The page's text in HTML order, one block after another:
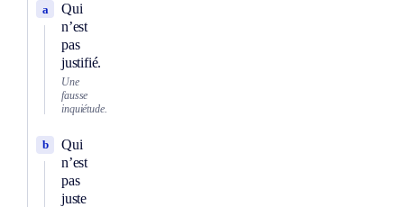
Qui
n’est
pas
justifié.
a
Une
fausse
inquiétude.
Qui
n’est
pas
juste
b